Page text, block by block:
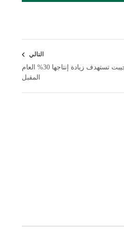
التالي
مرسيدس- بنز إيجيبت تستهدف زيادة إنتاجها 30% العام
المقبل